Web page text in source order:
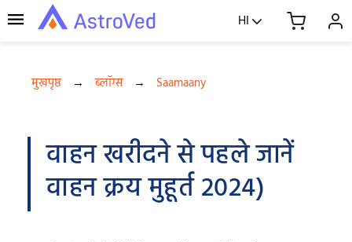
HI
मुखपृष्ठ → ब्लॉग्स → Saamaany
वाहन खरीदने से पहले जानें
वाहन क्रय मुहूर्त 2024)